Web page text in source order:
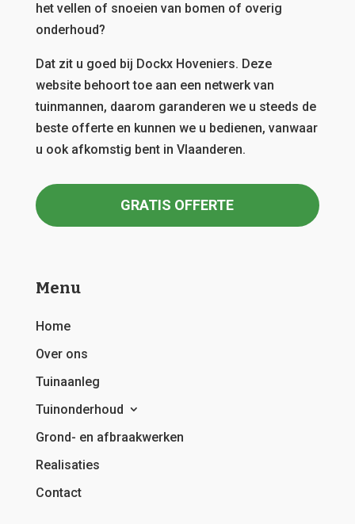
het vellen of snoeien van bomen of overig
onderhoud?
Dat zit u goed bij Dockx Hoveniers. Deze
website behoort toe aan een netwerk van
tuinmannen, daarom garanderen we u steeds de
beste offerte en kunnen we u bedienen, vanwaar
u ook afkomstig bent in Vlaanderen.
GRATIS OFFERTE
Menu
Home
Over ons
Tuinaanleg
Tuinonderhoud
Grond- en afbraakwerken
Realisaties
Contact